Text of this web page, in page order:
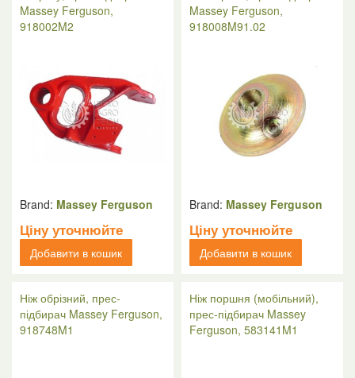
Massey Ferguson,
918002M2
Brand: Massey Ferguson
Ціну уточнюйте
Добавити в кошик
Massey Ferguson,
918008M91.02
Brand: Massey Ferguson
Ціну уточнюйте
Добавити в кошик
Ніж обрізний, прес-
підбирач Massey Ferguson,
918748M1
Ніж поршня (мобільний),
прес-підбирач Massey
Ferguson, 583141M1